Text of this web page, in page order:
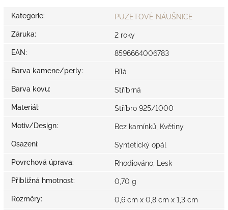
Kategorie: PUZETOVÉ NÁUŠNICE
Záruka: 2 roky
EAN: 8596664006783
Barva kamene/perly: Bílá
Barva kovu: Stříbrná
Materiál: Stříbro 925/1000
Motiv/Design: Bez kamínků, Květiny
Osazení: Syntetický opál
Povrchová úprava: Rhodiováno, Lesk
Přibližná hmotnost: 0,70 g
Rozměry: 0,6 cm x 0,8 cm x 1,3 cm